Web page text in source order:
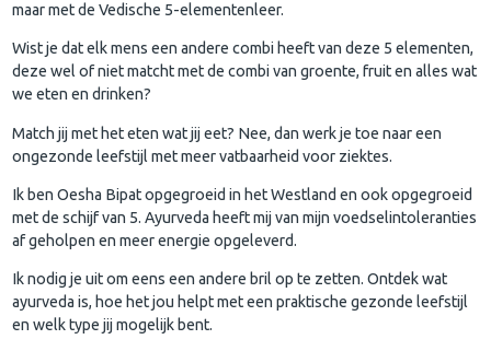
maar met de Vedische 5-elementenleer.
Wist je dat elk mens een andere combi heeft van deze 5 elementen,
deze wel of niet matcht met de combi van groente, fruit en alles wat
we eten en drinken?
Match jij met het eten wat jij eet? Nee, dan werk je toe naar een
ongezonde leefstijl met meer vatbaarheid voor ziektes.
Ik ben Oesha Bipat opgegroeid in het Westland en ook opgegroeid
met de schijf van 5. Ayurveda heeft mij van mijn voedselintoleranties
af geholpen en meer energie opgeleverd.
Ik nodig je uit om eens een andere bril op te zetten. Ontdek wat
ayurveda is, hoe het jou helpt met een praktische gezonde leefstijl
en welk type jij mogelijk bent.